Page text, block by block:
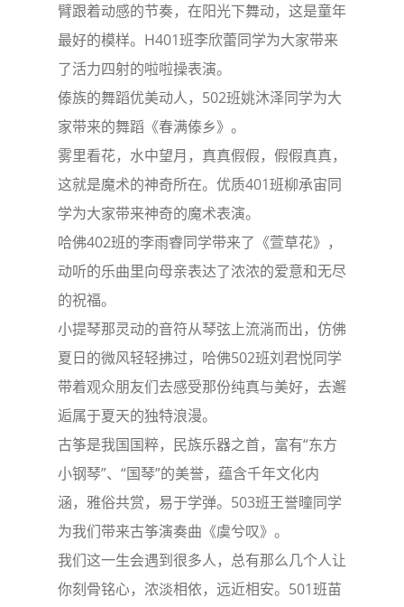
臂跟着动感的节奏，在阳光下舞动，这是童年
最好的模样。H401班李欣蕾同学为大家带来
了活力四射的啦啦操表演。
傣族的舞蹈优美动人，502班姚沐泽同学为大
家带来的舞蹈《春满傣乡》。
雾里看花，水中望月，真真假假，假假真真，
这就是魔术的神奇所在。优质401班柳承宙同
学为大家带来神奇的魔术表演。
哈佛402班的李雨睿同学带来了《萱草花》，
动听的乐曲里向母亲表达了浓浓的爱意和无尽
的祝福。
小提琴那灵动的音符从琴弦上流淌而出，仿佛
夏日的微风轻轻拂过，哈佛502班刘君悦同学
带着观众朋友们去感受那份纯真与美好，去邂
逅属于夏天的独特浪漫。
古筝是我国国粹，民族乐器之首，富有“东方
小钢琴”、“国琴”的美誉，蕴含千年文化内
涵，雅俗共赏，易于学弹。503班王誉曈同学
为我们带来古筝演奏曲《虞兮叹》。
我们这一生会遇到很多人，总有那么几个人让
你刻骨铭心，浓淡相依，远近相安。501班苗